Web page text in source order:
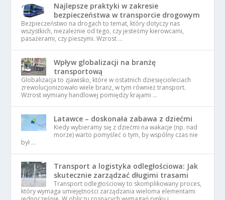
Najlepsze praktyki w zakresie
bezpieczeństwa w transporcie drogowym
Bezpieczeństwo na drogach to temat, który dotyczy nas
wszystkich, niezależnie od tego, czy jesteśmy kierowcami,
pasażerami, czy pieszymi. Wzrost …
Wpływ globalizacji na branżę
transportową
Globalizacja to zjawisko, które w ostatnich dziesięcioleciach
zrewolucjonizowało wiele branż, w tym również transport.
Wzrost wymiany handlowej pomiędzy krajami …
Latawce – doskonała zabawa z dziećmi
Kiedy wybieramy się z dziećmi na wakacje (np. nad
morze) warto pomyśleć o tym, by wspólny czas nie
był …
Transport a logistyka odległościowa: Jak
skutecznie zarządzać długimi trasami
Transport odległościowy to skomplikowany proces,
który wymaga umiejętności zarządzania wieloma elementami